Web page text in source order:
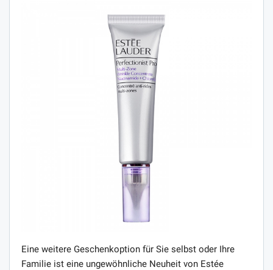
Eine weitere Geschenkoption für Sie selbst oder Ihre
Familie ist eine ungewöhnliche Neuheit von Estée